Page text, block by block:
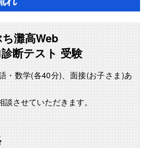
ち灘高Web
断テスト 受験
・数学(各40分)、面接(お子さま)あ
させていただきます。